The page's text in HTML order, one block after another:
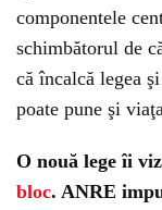
componentele
schimbătorul de
că încalcă legea
poate pune şi
O nouă lege îi
bloc. ANRE